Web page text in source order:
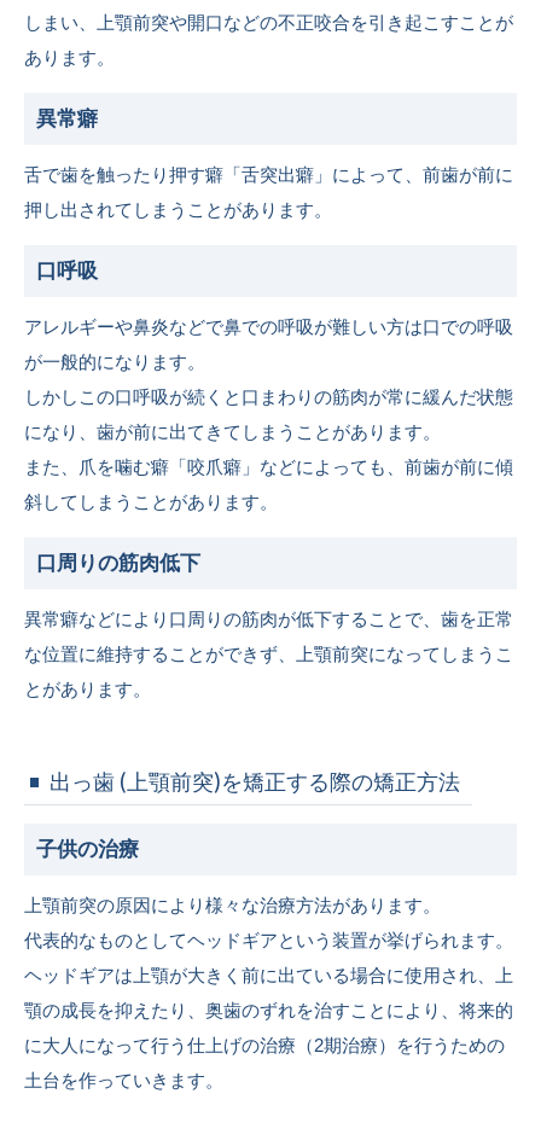
しまい、上顎前突や開口などの不正咬合を引き起こすことが
あります。
異常癖
舌で歯を触ったり押す癖「舌突出癖」によって、前歯が前に
押し出されてしまうことがあります。
口呼吸
アレルギーや鼻炎などで鼻での呼吸が難しい方は口での呼吸
が一般的になります。
しかしこの口呼吸が続くと口まわりの筋肉が常に緩んだ状態
になり、歯が前に出てきてしまうことがあります。
また、爪を噛む癖「咬爪癖」などによっても、前歯が前に傾
斜してしまうことがあります。
口周りの筋肉低下
異常癖などにより口周りの筋肉が低下することで、歯を正常
な位置に維持することができず、上顎前突になってしまうこ
とがあります。
出っ歯 (上顎前突)を矯正する際の矯正方法
子供の治療
上顎前突の原因により様々な治療方法があります。
代表的なものとしてヘッドギアという装置が挙げられます。
ヘッドギアは上顎が大きく前に出ている場合に使用され、上
顎の成長を抑えたり、奥歯のずれを治すことにより、将来的
に大人になって行う仕上げの治療（2期治療）を行うための
土台を作っていきます。